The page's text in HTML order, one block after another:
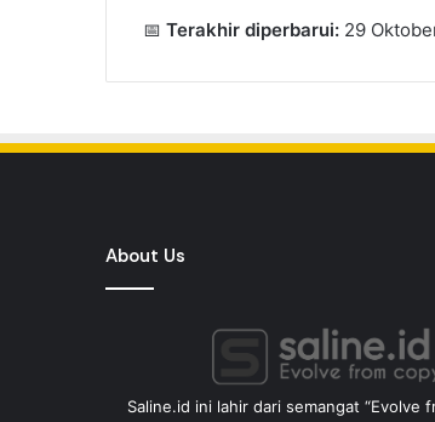
📅 Terakhir diperbarui: 29
About Us
Saline.id ini lahir dari semangat “Evolve